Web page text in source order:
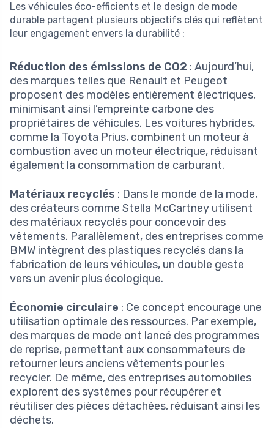
Les véhicules éco-efficients et le design de mode
durable partagent plusieurs objectifs clés qui reflètent
leur engagement envers la durabilité :
Réduction des émissions de CO2 : Aujourd’hui,
des marques telles que Renault et Peugeot
proposent des modèles entièrement électriques,
minimisant ainsi l’empreinte carbone des
propriétaires de véhicules. Les voitures hybrides,
comme la Toyota Prius, combinent un moteur à
combustion avec un moteur électrique, réduisant
également la consommation de carburant.
Matériaux recyclés : Dans le monde de la mode,
des créateurs comme Stella McCartney utilisent
des matériaux recyclés pour concevoir des
vêtements. Parallèlement, des entreprises comme
BMW intègrent des plastiques recyclés dans la
fabrication de leurs véhicules, un double geste
vers un avenir plus écologique.
Économie circulaire : Ce concept encourage une
utilisation optimale des ressources. Par exemple,
des marques de mode ont lancé des programmes
de reprise, permettant aux consommateurs de
retourner leurs anciens vêtements pour les
recycler. De même, des entreprises automobiles
explorent des systèmes pour récupérer et
réutiliser des pièces détachées, réduisant ainsi les
déchets.